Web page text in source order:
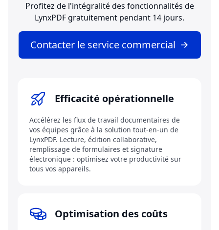
Contacter le service commercial
Profitez de l'intégralité des fonctionnalités de
LynxPDF gratuitement pendant 14 jours.
Efficacité opérationnelle
Accélérez les flux de travail documentaires de
vos équipes grâce à la solution tout-en-un de
LynxPDF. Lecture, édition collaborative,
remplissage de formulaires et signature
électronique : optimisez votre productivité sur
tous vos appareils.
Optimisation des coûts